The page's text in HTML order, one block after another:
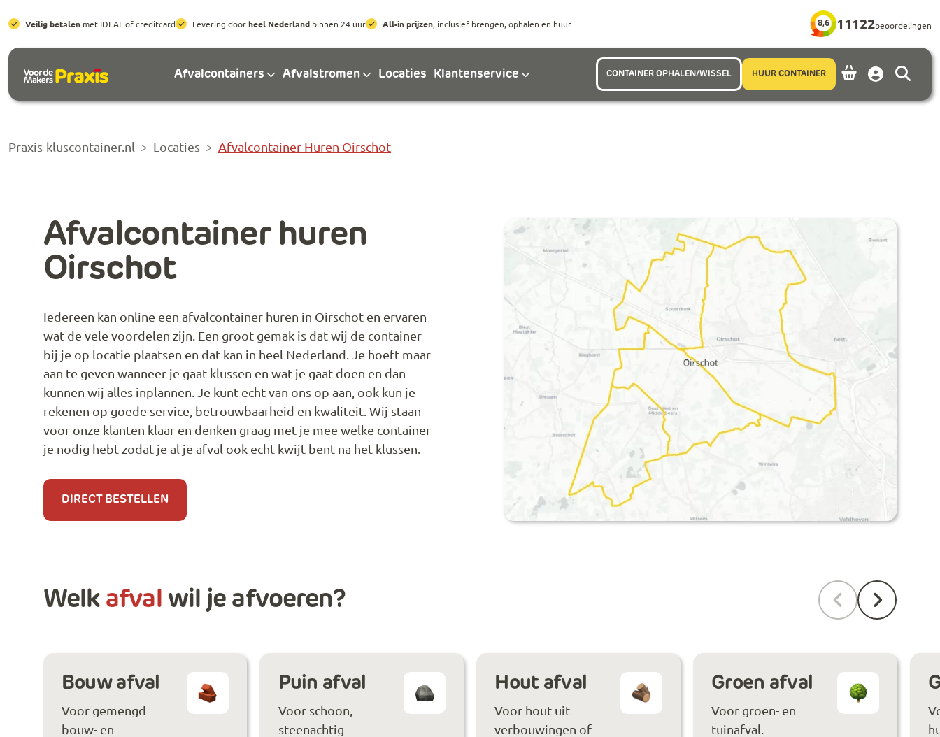
Veilig betalen met IDEAL of creditcard Levering doorheel Nederland binnen 24 uur All-in prijzen, inclusief brengen, ophalen en huur 8,6 11122beoordelingen
Afvalcontainers Afvalstromen Locaties Klantenservice CONTAINER OPHALEN/WISSEL HUUR CONTAINER Account
Praxis-kluscontainer.nl Locaties Afvalcontainer Huren Oirschot
Afvalcontainer huren
Oirschot
Iedereen kan online een afvalcontainer huren in Oirschot en ervaren
wat de vele voordelen zijn. Een groot gemak is dat wij de container
bij je op locatie plaatsen en dat kan in heel Nederland. Je hoeft maar
aan te geven wanneer je gaat klussen en wat je gaat doen en dan
kunnen wij alles inplannen. Je kunt echt van ons op aan, ook kun je
rekenen op goede service, betrouwbaarheid en kwaliteit. Wij staan
voor onze klanten klaar en denken graag met je mee welke container
je nodig hebt zodat je al je afval ook echt kwijt bent na het klussen.
DIRECT BESTELLEN
Welk afval wil je afvoeren?
Bouw afval
Voor gemengd
bouw- en
Puin afval
Voor schoon,
steenachtig
Hout afval
Voor hout uit
verbouwingen of
Groen afval
Voor groen- en
tuinafval.